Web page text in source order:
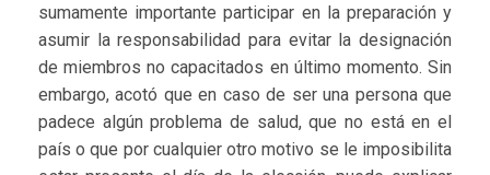
sumamente importante participar en la preparación y
asumir la responsabilidad para evitar la designación
de miembros no capacitados en último momento. Sin
embargo, acotó que en caso de ser una persona que
padece algún problema de salud, que no está en el
país o que por cualquier otro motivo se le imposibilita